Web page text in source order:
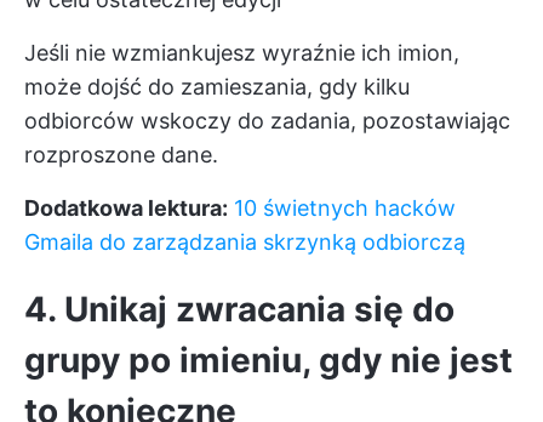
Jeśli nie wzmiankujesz wyraźnie ich imion,
może dojść do zamieszania, gdy kilku
odbiorców wskoczy do zadania, pozostawiając
rozproszone dane.
Dodatkowa lektura: 10 świetnych hacków
Gmaila do zarządzania skrzynką odbiorczą
4. Unikaj zwracania się do
grupy po imieniu, gdy nie jest
to konieczne